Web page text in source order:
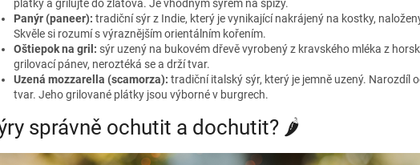
plátky a grilujte do zlatova. Je vhodným sýrem na špízy.
Panýr (paneer): tradiční sýr z Indie, který je vynikající nakrájený na kostky,
Skvěle si rozumí s výraznějším orientálním kořením.
Oštiepok na gril: sýr uzený na bukovém dřevě vyrobený z kravského mléka z
grilovací pánev, neroztéká se a drží tvar.
Uzená mozzarella (scamorza): tradiční italský sýr, který je jemně uzený. Narozdíl
tvar. Jeho grilované plátky jsou výborné v burgrech.
správně ochutit a dochutit? 🌶️